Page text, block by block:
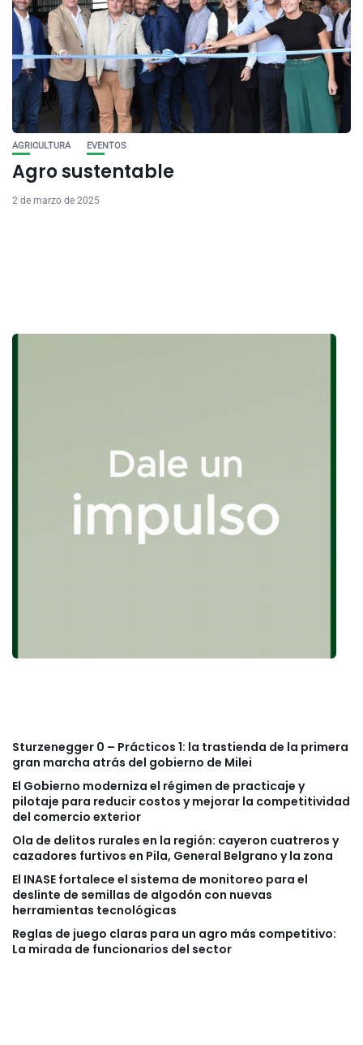
AGRICULTURA EVENTOS
Agro sustentable
2 de marzo de 2025
Sturzenegger 0 – Prácticos 1: la trastienda de la primera
gran marcha atrás del gobierno de Milei
El Gobierno moderniza el régimen de practicaje y
pilotaje para reducir costos y mejorar la competitividad
del comercio exterior
Ola de delitos rurales en la región: cayeron cuatreros y
cazadores furtivos en Pila, General Belgrano y la zona
El INASE fortalece el sistema de monitoreo para el
deslinte de semillas de algodón con nuevas
herramientas tecnológicas
Reglas de juego claras para un agro más competitivo:
La mirada de funcionarios del sector